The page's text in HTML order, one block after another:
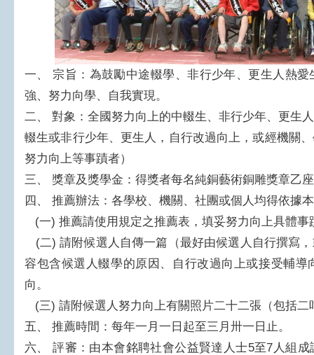
一、
宗旨：為鼓勵中途輟學、非行少年、更生人熱
強、努力向學、自我實現。
二、
對象：全國努力向上的中輟生、非行少年、更生
輟生或非行少年、更生人，自行改過向上，或經機關
努力向上等事蹟者）
三、
獎章及獎學金：得獎者每名純銅藝術銅雕獎章乙
四、
推薦辦法：各學校、機關、社團或個人均得依據
(一) 推薦請使用規定之推薦表，填妥努力向上具體事
(二) 請附候選人自傳一篇（最好由候選人自行撰寫
容包含候選人輟學的原因、自行改過向上或接受輔
向。
(三) 請附候選人努力向上有關照片二十二張（包括
五、
推薦時間：每年一月一日起至三月卅一日止。
六、
評審：由本會銘聘社會公益賢達人士5至7人組